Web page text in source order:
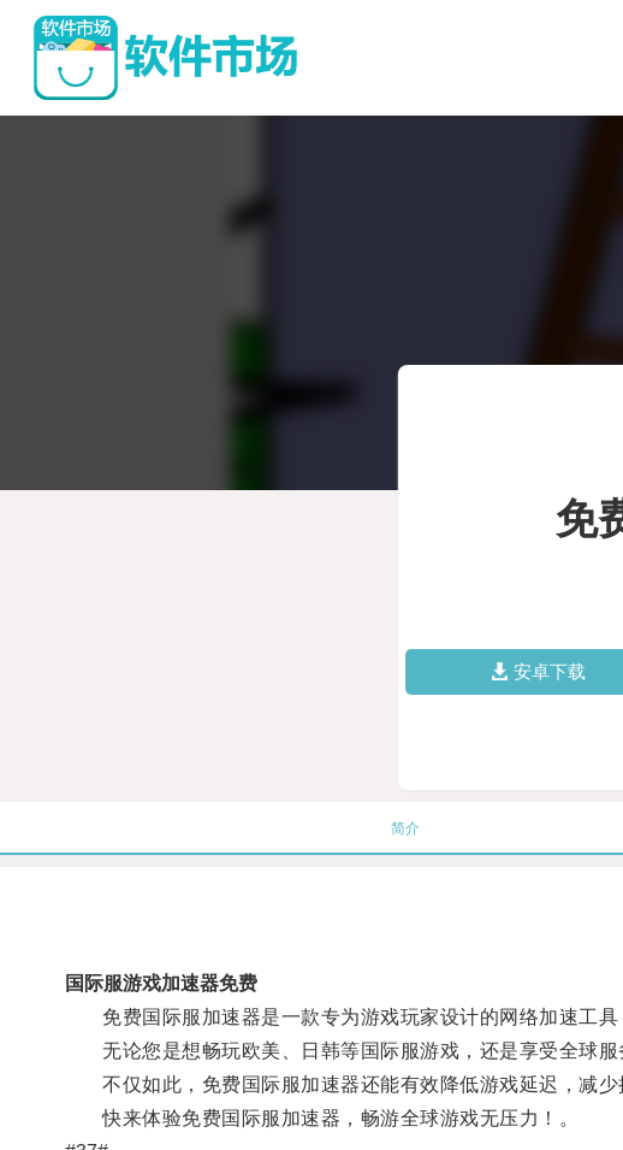
免
安卓下载
简介
国际服游戏加速器免费
免费国际服加速器是一款专为游戏玩家设计的网络加速工具
无论您是想畅玩欧美、日韩等国际服游戏，还是享受全球服
不仅如此，免费国际服加速器还能有效降低游戏延迟，减少
快来体验免费国际服加速器，畅游全球游戏无压力！。